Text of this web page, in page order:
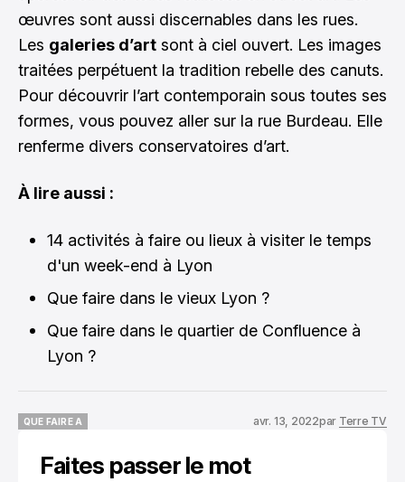
œuvres sont aussi discernables dans les rues.
Les galeries d’art sont à ciel ouvert. Les images
traitées perpétuent la tradition rebelle des canuts.
Pour découvrir l’art contemporain sous toutes ses
formes, vous pouvez aller sur la rue Burdeau. Elle
renferme divers conservatoires d’art.
À lire aussi :
14 activités à faire ou lieux à visiter le temps
d'un week-end à Lyon
Que faire dans le vieux Lyon ?
Que faire dans le quartier de Confluence à
Lyon ?
QUE FAIRE A
avr. 13, 2022par Terre TV
Faites passer le mot